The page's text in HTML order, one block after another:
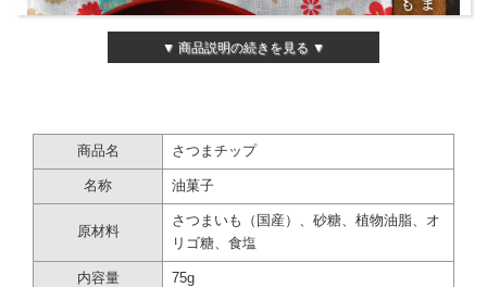
▼ 商品説明の続きを見る ▼
商品名 さつまチップ
名称 油菓子
原材料
さつまいも（国産）、砂糖、植物油脂、オ
リゴ糖、食塩
内容量 75g